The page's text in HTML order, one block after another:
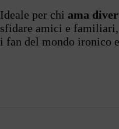
Ideale per chi ama
sfidare amici e
i fan del mondo ironico